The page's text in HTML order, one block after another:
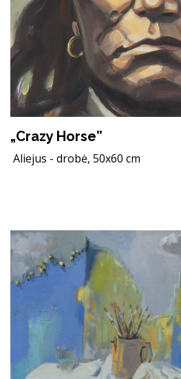
„Crazy Horse”
Aliejus - drobė, 50x60 cm